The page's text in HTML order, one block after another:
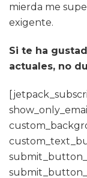
mierda me
exigente.
Si te ha
actuales, no